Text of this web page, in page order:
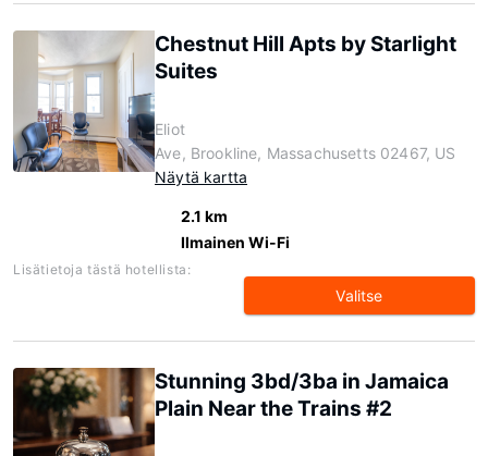
Chestnut Hill Apts by Starlight
Suites
Eliot
Ave, Brookline, Massachusetts 02467, US
Näytä kartta
2.1 km
Ilmainen Wi-Fi
Lisätietoja tästä hotellista:
Valitse
Stunning 3bd/3ba in Jamaica
Plain Near the Trains #2